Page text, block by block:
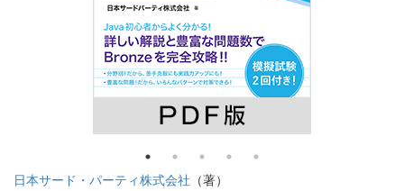
日本サード・パーティ株式会社 （著）